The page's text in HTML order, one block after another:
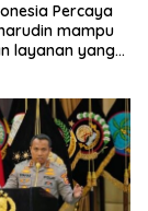
Percaya
mampu
layanan yang